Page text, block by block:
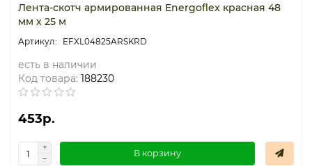
Лента-скотч армированная Energoflex красная 48
мм х 25 м
EFXL04825ARSKRD
есть в наличии
Код товара: 188230
453р.
В корзину